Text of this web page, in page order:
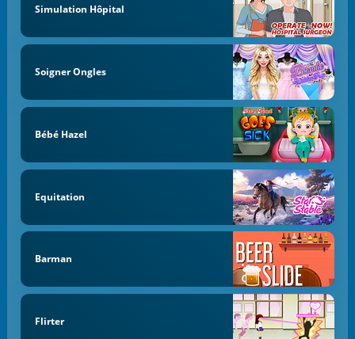
Simulation Hôpital
Soigner Ongles
Bébé Hazel
Equitation
Barman
Flirter